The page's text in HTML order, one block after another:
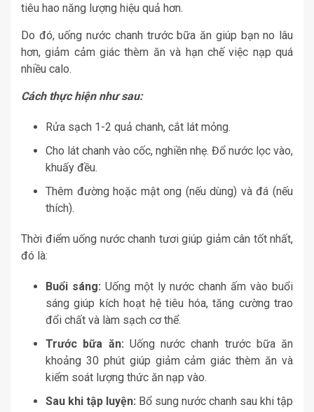
tiêu hao năng lượng hiệu quả hơn.
Do đó, uống nước chanh trước bữa ăn giúp bạn no lâu
hơn, giảm cảm giác thèm ăn và hạn chế việc nạp quá
nhiều calo.
Cách thực hiện như sau:
Rửa sạch 1-2 quả chanh, cắt lát mỏng.
Cho lát chanh vào cốc, nghiền nhẹ. Đổ nước lọc vào,
khuấy đều.
Thêm đường hoặc mật ong (nếu dùng) và đá (nếu
thích).
Thời điểm uống nước chanh tươi giúp giảm cân tốt nhất,
đó là:
Buổi sáng: Uống một ly nước chanh ấm vào buổi
sáng giúp kích hoạt hệ tiêu hóa, tăng cường trao
đổi chất và làm sạch cơ thể.
Trước bữa ăn: Uống nước chanh trước bữa ăn
khoảng 30 phút giúp giảm cảm giác thèm ăn và
kiểm soát lượng thức ăn nạp vào.
Sau khi tập luyện: Bổ sung nước chanh sau khi tập